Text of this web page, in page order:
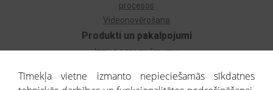
Produkti un pakalpojumi
Izziņa par uzņēmumu
Dzimtas koks
procesos
Videonovērošana
Tīmekļa vietne izmanto nepieciešamās sīkdatnes